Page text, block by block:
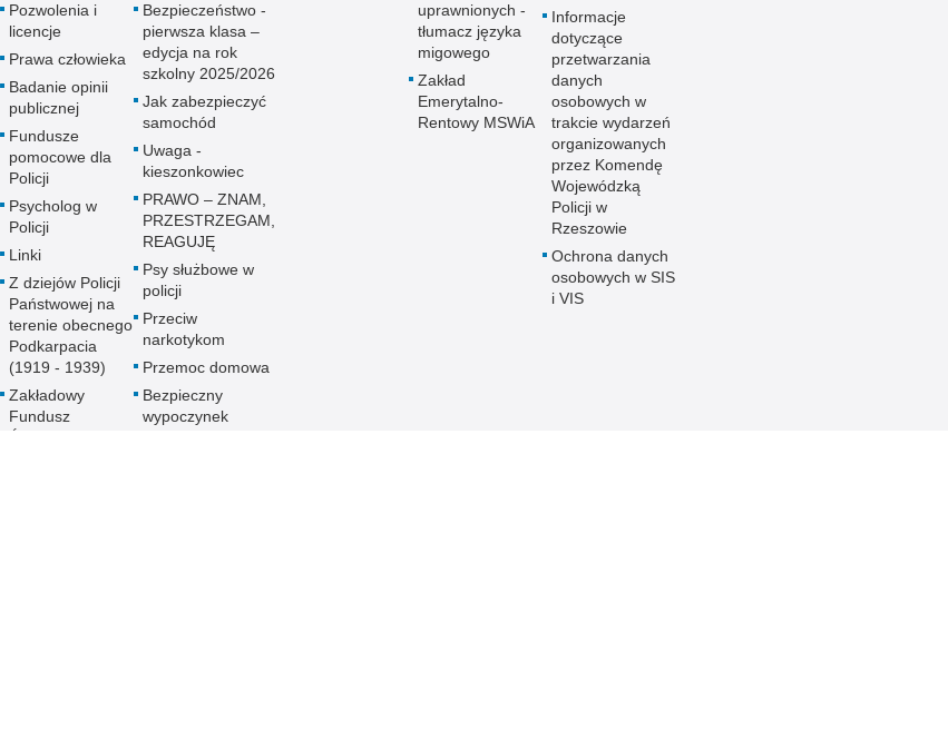
Pozwolenia i
licencje
Prawa człowieka
Badanie opinii
publicznej
Fundusze
pomocowe dla
Policji
Psycholog w
Policji
Linki
Z dziejów Policji
Państwowej na
terenie obecnego
Podkarpacia
(1919 - 1939)
Zakładowy
Fundusz
Bezpieczeństwo -
pierwsza klasa –
edycja na rok
szkolny 2025/2026
Jak zabezpieczyć
samochód
Uwaga -
kieszonkowiec
PRAWO – ZNAM,
PRZESTRZEGAM,
REAGUJĘ
Psy służbowe w
policji
Przeciw
narkotykom
Przemoc domowa
Bezpieczny
wypoczynek
uprawnionych -
tłumacz języka
migowego
Zakład
Emerytalno-
Rentowy MSWiA
Informacje
dotyczące
przetwarzania
danych
osobowych w
trakcie wydarzeń
organizowanych
przez Komendę
Wojewódzką
Policji w
Rzeszowie
Ochrona danych
osobowych w SIS
i VIS